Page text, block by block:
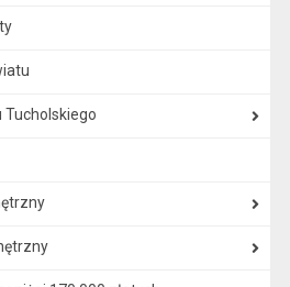
Tucholskiego